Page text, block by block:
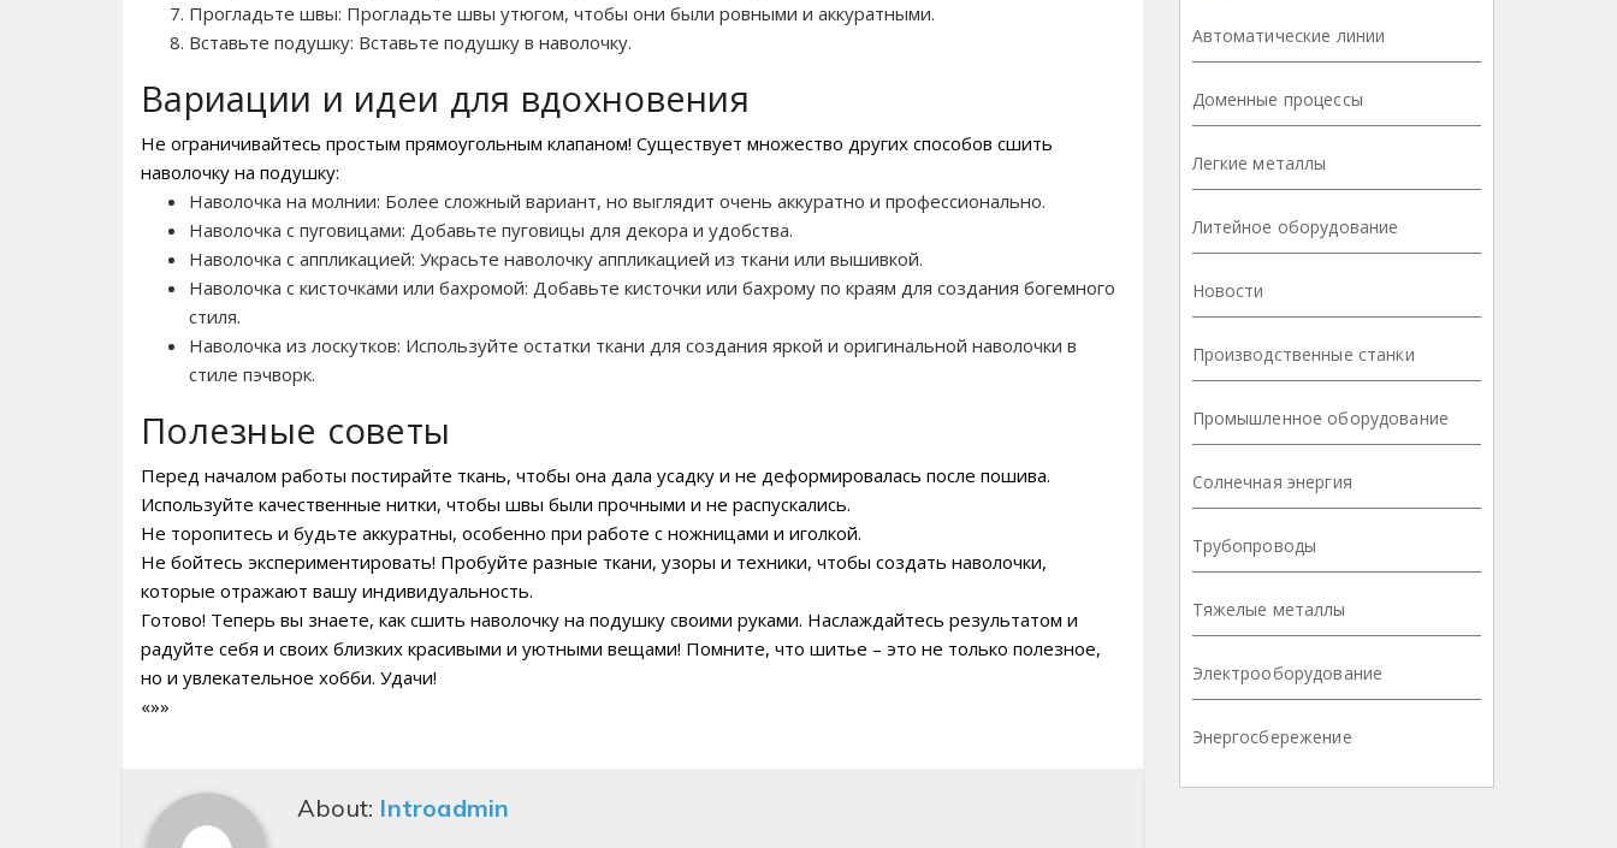
Прогладьте швы: Прогладьте швы утюгом, чтобы они были ровными и аккуратными.
Вставьте подушку: Вставьте подушку в наволочку.
Вариации и идеи для вдохновения
Не ограничивайтесь простым прямоугольным клапаном! Существует множество других способов сшить
наволочку на подушку:
Наволочка на молнии: Более сложный вариант, но выглядит очень аккуратно и профессионально.
Наволочка с пуговицами: Добавьте пуговицы для декора и удобства.
Наволочка с аппликацией: Украсьте наволочку аппликацией из ткани или вышивкой.
Наволочка с кисточками или бахромой: Добавьте кисточки или бахрому по краям для создания богемного
стиля.
Наволочка из лоскутков: Используйте остатки ткани для создания яркой и оригинальной наволочки в
стиле пэчворк.
Полезные советы
Перед началом работы постирайте ткань, чтобы она дала усадку и не деформировалась после пошива.
Используйте качественные нитки, чтобы швы были прочными и не распускались.
Не торопитесь и будьте аккуратны, особенно при работе с ножницами и иголкой.
Не бойтесь экспериментировать! Пробуйте разные ткани, узоры и техники, чтобы создать наволочки,
которые отражают вашу индивидуальность.
Готово! Теперь вы знаете, как сшить наволочку на подушку своими руками. Наслаждайтесь результатом и
радуйте себя и своих близких красивыми и уютными вещами! Помните, что шитье – это не только полезное,
но и увлекательное хобби. Удачи!
«»»
About: Introadmin
Автоматические линии
Доменные процессы
Легкие металлы
Литейное оборудование
Новости
Производственные станки
Промышленное оборудование
Солнечная энергия
Трубопроводы
Тяжелые металлы
Электрооборудование
Энергосбережение